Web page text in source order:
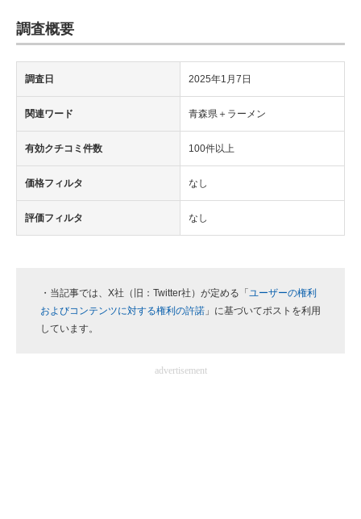
調査概要
調査日 2025年1月7日
関連ワード 青森県＋ラーメン
有効クチコミ件数 100件以上
価格フィルタ なし
評価フィルタ なし
・当記事では、X社（旧：Twitter社）が定める「 ユーザーの権利
およびコンテンツに対する権利の許諾 」に基づいてポストを利用
しています。
advertisement